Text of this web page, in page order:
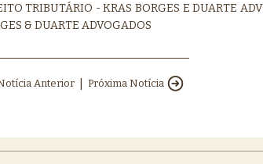
TRIBUTÁRIO - KRAS BORGES E DUARTE
& DUARTE ADVOGADOS
Anterior| Próxima Notícia